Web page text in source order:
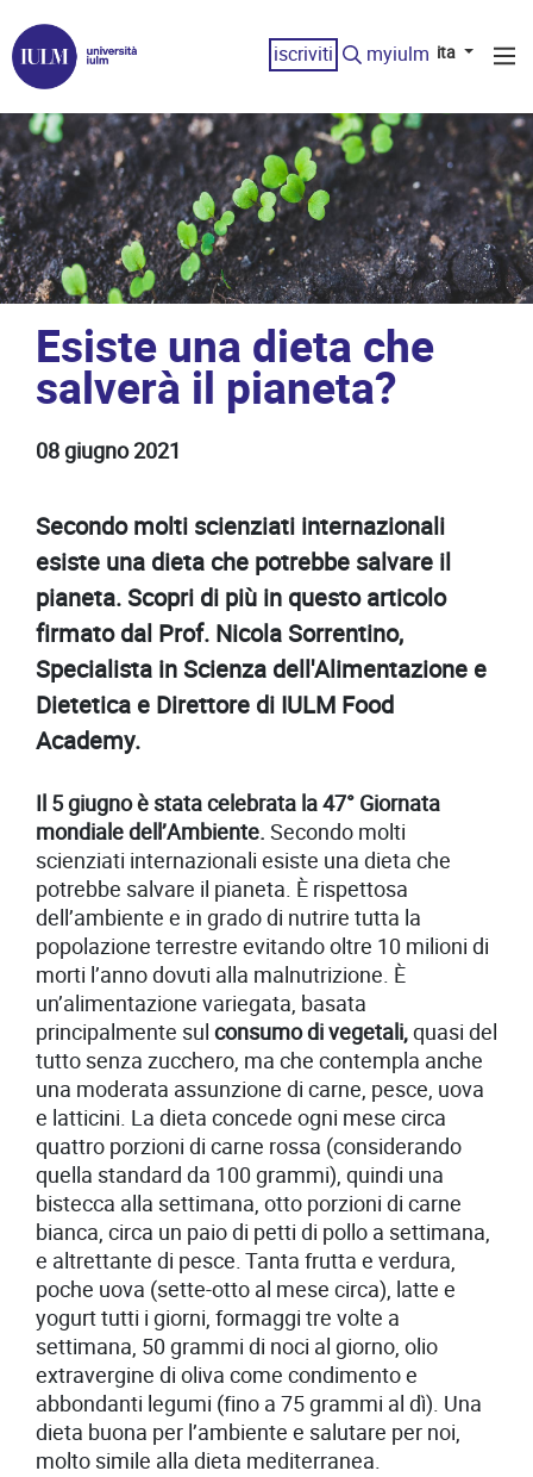
iscriviti myiulm ita
Esiste una dieta che
salverà il pianeta?
08 giugno 2021
Secondo molti scienziati internazionali
esiste una dieta che potrebbe salvare il
pianeta. Scopri di più in questo articolo
firmato dal Prof. Nicola Sorrentino,
Specialista in Scienza dell'Alimentazione e
Dietetica e Direttore di IULM Food
Academy.
Il 5 giugno è stata celebrata la 47° Giornata
mondiale dell’Ambiente. Secondo molti
scienziati internazionali esiste una dieta che
potrebbe salvare il pianeta. È rispettosa
dell’ambiente e in grado di nutrire tutta la
popolazione terrestre evitando oltre 10 milioni di
morti l’anno dovuti alla malnutrizione. È
un’alimentazione variegata, basata
principalmente sul consumo di vegetali,quasi del
tutto senza zucchero, ma che contempla anche
una moderata assunzione di carne, pesce, uova
e latticini. La dieta concede ogni mese circa
quattro porzioni di carne rossa (considerando
quella standard da 100 grammi), quindi una
bistecca alla settimana, otto porzioni di carne
bianca, circa un paio di petti di pollo a settimana,
e altrettante di pesce. Tanta frutta e verdura,
poche uova (sette-otto al mese circa), latte e
yogurt tutti i giorni, formaggi tre volte a
settimana, 50 grammi di noci al giorno, olio
extravergine di oliva come condimento e
abbondanti legumi (fino a 75 grammi al dì). Una
dieta buona per l’ambiente e salutare per noi,
molto simile alla dieta mediterranea.